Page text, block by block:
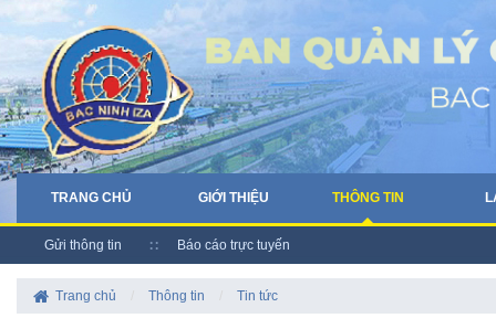
TRANG CHỦ GIỚI THIỆU THÔNG TIN
Gửi thông tin Báo cáo trực tuyến
Trang chủ Thông tin Tin tức